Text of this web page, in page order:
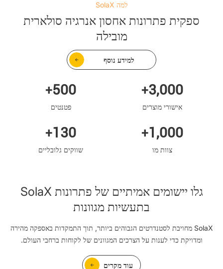
למה SolaX
ספקית פתרונות אחסון אנרגיה סולארית
מובילה
למידע נוסף
3,000
+
אישורי מוצרים
500
+
פטנטים
1,000
+
צוות מו
130
+
שווקים גלובליים
גלו יישומים אמיתיים של פתרונות SolaX
בתעשיות מגוונות
SolaX מחויבת לסטנדרטים הגבוהים ביותר, תוך התמקדות באספקה מהירה
ומדויקת כדי לענות על הצרכים המגוונים של לקוחות ברחבי העולם.
עוד מקרים